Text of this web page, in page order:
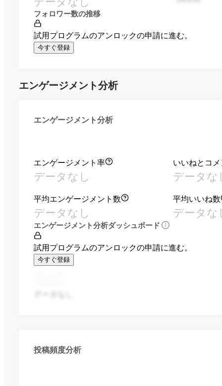
フォロワー数の推移
試用プログラムのアンロックの申請に進む。
今すぐ登録
エンゲージメント分析
エンゲージメント分析
エンゲージメント率
データなし
いいねとコ
データな
平均エンゲージメント数
データなし
平均いいね数
データな
エンゲージメント分析ダッシュボード
試用プログラムのアンロックの申請に進む。
今すぐ登録
投稿頻度分析